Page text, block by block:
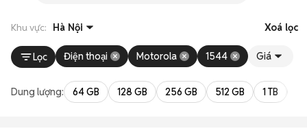
Khu vực: Hà Nội Xoá lọc
Lọc Điện thoại Motorola 1544 Giá
Dung lượng: 64 GB 128 GB 256 GB 512 GB 1 TB